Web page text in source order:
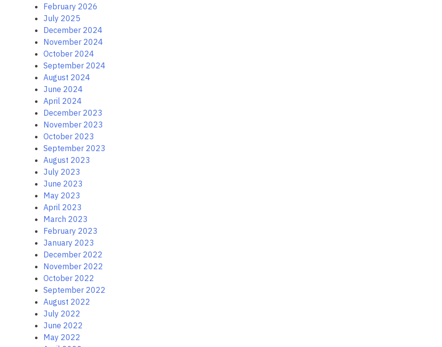
February 2026
July 2025
December 2024
November 2024
October 2024
September 2024
August 2024
June 2024
April 2024
December 2023
November 2023
October 2023
September 2023
August 2023
July 2023
June 2023
May 2023
April 2023
March 2023
February 2023
January 2023
December 2022
November 2022
October 2022
September 2022
August 2022
July 2022
June 2022
May 2022